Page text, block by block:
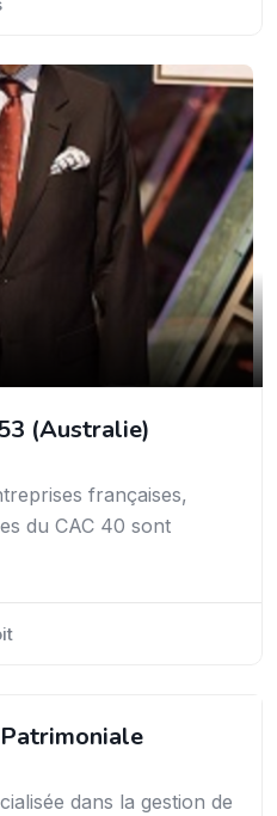
(Australie)
françaises,
du CAC 40 sont
dans la gestion de